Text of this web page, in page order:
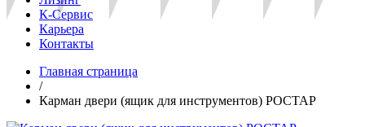
К-Сервис
Карьера
Контакты
Главная страница
/
Карман двери (ящик для инструментов) РОСТАР